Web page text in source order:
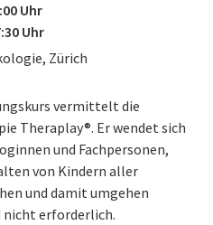
Uhr
Uhr
Zürich
vermittelt die
Theraplay®. Er wendet sich
und Fachpersonen,
von Kindern aller
und damit umgehen
nicht erforderlich.